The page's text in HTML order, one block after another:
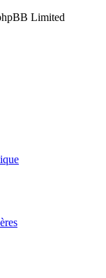
Limited